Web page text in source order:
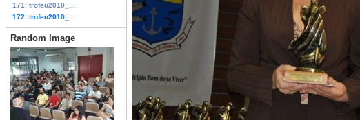
171. trofeu2010_...
172. trofeu2010_...
Random Image